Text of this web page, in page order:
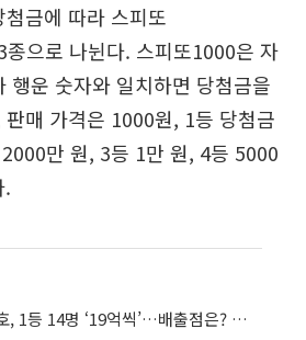
금에 따라 스피또
종으로 나뉜다. 스피또1000은 자
행운 숫자와 일치하면 당첨금을
매 가격은 1000원, 1등 당첨금
만 원, 3등 1만 원, 4등 5000
.
로또 1113회 당첨번호, 1등 14명 ‘19억씩’…배출점은? 대박가판장·로또복권·신바람